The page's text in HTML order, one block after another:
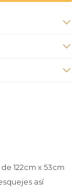
122cm x 53cm
así